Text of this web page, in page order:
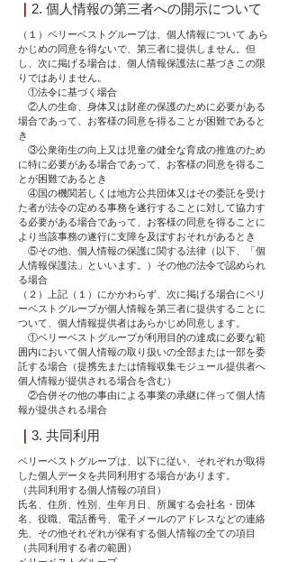
｜ 2. 個人情報の第三者への開示について
（１）ベリーベストグループは、個人情報について あら
かじめの同意を得ないで、第三者に提供しません。但
し、次に掲げる場合は、個人情報保護法に基づきこの限
りではありません。
①法令に基づく場合
②人の生命、身体又は財産の保護のために必要がある
場合であって、お客様の同意を得ることが困難であると
き
③公衆衛生の向上又は児童の健全な育成の推進のため
に特に必要がある場合であって、お客様の同意を得るこ
とが困難であるとき
④国の機関若しくは地方公共団体又はその委託を受け
た者が法令の定める事務を遂行することに対して協力す
る必要がある場合であって、お客様の同意を得ることに
より当該事務の遂行に支障を及ぼすおそれがあるとき
⑤その他、個人情報の保護に関する法律（以下、「個
人情報保護法」といいます。）その他の法令で認められ
る場合
（２）上記（１）にかかわらず、次に掲げる場合にベリ
ーベストグループが個人情報を第三者に提供することに
ついて、個人情報提供者はあらかじめ同意します。
①ベリーベストグループが利用目的の達成に必要な範
囲内において個人情報の取り扱いの全部または一部を委
託する場合（提携先または情報収集モジュール提供者へ
個人情報が提供される場合を含む）
②合併その他の事由による事業の承継に伴って個人情
報が提供される場合
｜ 3. 共同利用
ベリーベストグループは、以下に従い、それぞれが取得
した個人データを共同利用する場合があります。
（共同利用する個人情報の項目）
氏名、住所、性別、生年月日、所属する会社名・団体
名、役職、電話番号、電子メールのアドレスなどの連絡
先、その他それぞれが保有する個人情報の全ての項目
（共同利用する者の範囲）